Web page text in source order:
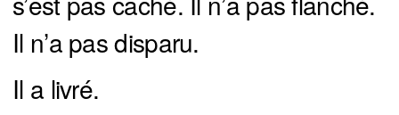
Il n’a pas disparu.
Il a livré.